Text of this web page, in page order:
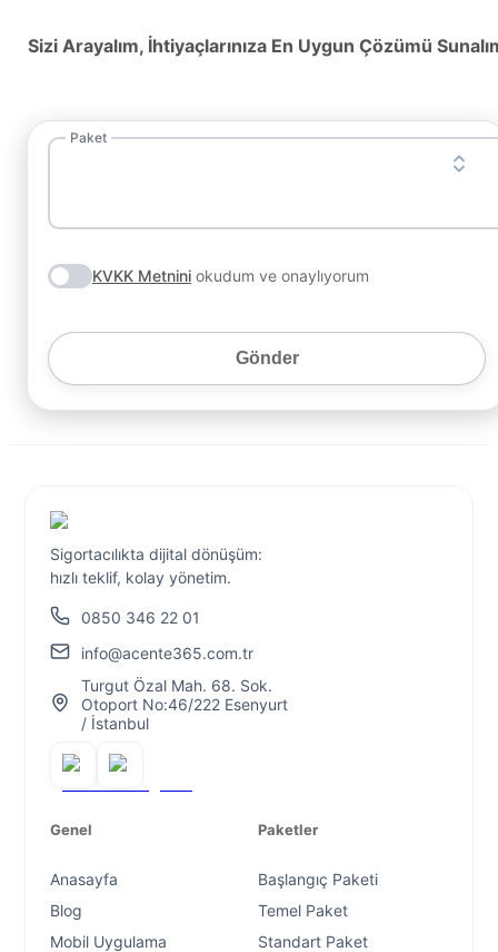
Sizi Arayalım, İhtiyaçlarınıza En Uygun Çözümü
Paket
KVKK Metnini okudum ve onaylıyorum
Gönder
Sigortacılıkta dijital dönüşüm:
hızlı teklif, kolay yönetim.
0850 346 22 01
info@acente365.com.tr
Turgut Özal Mah. 68. Sok.
Otoport No:46/222 Esenyurt
/ İstanbul
Genel
Anasayfa
Blog
Mobil Uygulama
Paketler
Başlangıç Paketi
Temel Paket
Standart Paket